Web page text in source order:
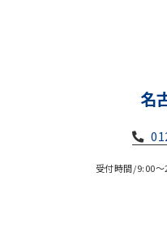
名
受付時間/9:00